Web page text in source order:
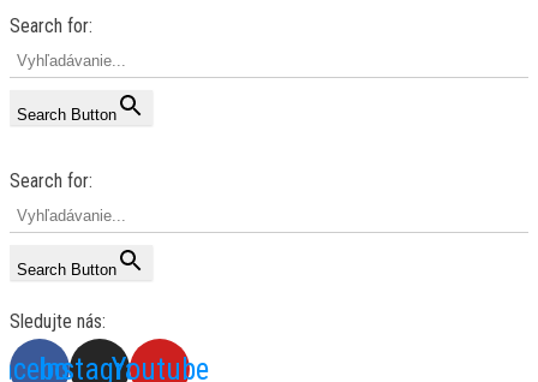
Search for:
Search Button
Search for:
Search Button
Sledujte nás:
InstagramYoutube